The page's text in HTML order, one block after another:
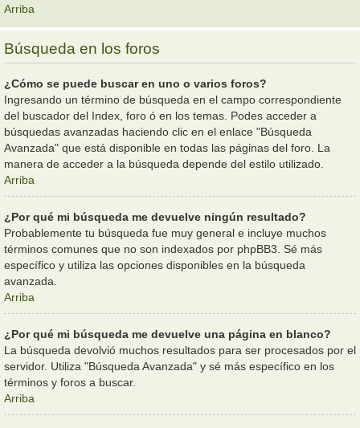
Arriba
Búsqueda en los foros
¿Cómo se puede buscar en uno o varios foros?
Ingresando un término de búsqueda en el campo correspondiente
del buscador del Index, foro ó en los temas. Podes acceder a
búsquedas avanzadas haciendo clic en el enlace "Búsqueda
Avanzada" que está disponible en todas las páginas del foro. La
manera de acceder a la búsqueda depende del estilo utilizado.
Arriba
¿Por qué mi búsqueda me devuelve ningún resultado?
Probablemente tu búsqueda fue muy general e incluye muchos
términos comunes que no son indexados por phpBB3. Sé más
específico y utiliza las opciones disponibles en la búsqueda
avanzada.
Arriba
¿Por qué mi búsqueda me devuelve una página en blanco?
La búsqueda devolvió muchos resultados para ser procesados por el
servidor. Utiliza "Búsqueda Avanzada" y sé más específico en los
términos y foros a buscar.
Arriba